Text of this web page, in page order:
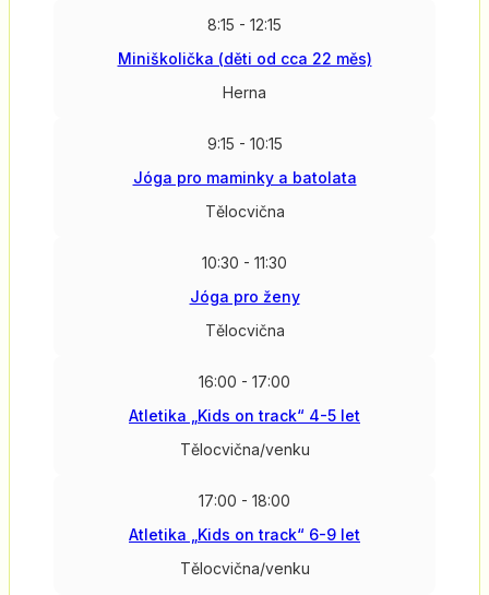
8:15 - 12:15
Miniškolička (děti od cca 22 měs)
Herna
9:15 - 10:15
Jóga pro maminky a batolata
Tělocvična
10:30 - 11:30
Jóga pro ženy
Tělocvična
16:00 - 17:00
Atletika „Kids on track“ 4-5 let
Tělocvična/venku
17:00 - 18:00
Atletika „Kids on track“ 6-9 let
Tělocvična/venku